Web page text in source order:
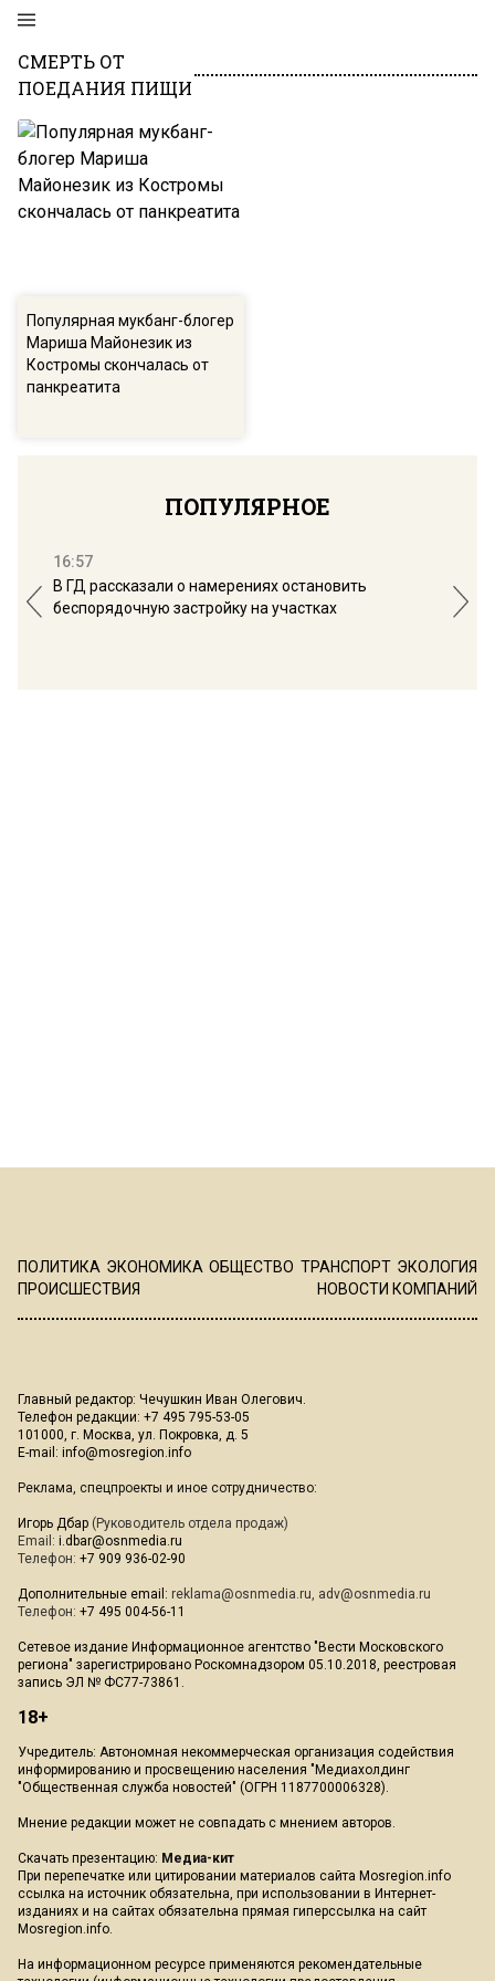
СМЕРТЬ ОТ
ПОЕДАНИЯ ПИЩИ
Популярная мукбанг-блогер
Мариша Майонезик из
Костромы скончалась от
панкреатита
ПОПУЛЯРНОЕ
16:57
В ГД рассказали о намерениях остановить
беспорядочную застройку на участках
ПОЛИТИКА ЭКОНОМИКА ОБЩЕСТВО ТРАНСПОРТ ЭКОЛОГИЯ
ПРОИСШЕСТВИЯ
НОВОСТИ КОМПАНИЙ
Главный редактор: Чечушкин Иван Олегович.
Телефон редакции: +7 495 795-53-05
101000, г. Москва, ул. Покровка, д. 5
E-mail: info@mosregion.info
Реклама, спецпроекты и иное сотрудничество:
Игорь Дбар (Руководитель отдела продаж)
Email: i.dbar@osnmedia.ru
Телефон: +7 909 936-02-90
Дополнительные email: reklama@osnmedia.ru, adv@osnmedia.ru
Телефон: +7 495 004-56-11
Сетевое издание Информационное агентство "Вести Московского
региона" зарегистрировано Роскомнадзором 05.10.2018, реестровая
запись ЭЛ № ФС77-73861.
18+
Учредитель: Автономная некоммерческая организация содействия
информированию и просвещению населения "Медиахолдинг
"Общественная служба новостей" (ОГРН 1187700006328).
Мнение редакции может не совпадать с мнением авторов.
Скачать презентацию: Медиа-кит
При перепечатке или цитировании материалов сайта Mosregion.info
ссылка на источник обязательна, при использовании в Интернет-
изданиях и на сайтах обязательна прямая гиперссылка на сайт
Mosregion.info.
На информационном ресурсе применяются рекомендательные